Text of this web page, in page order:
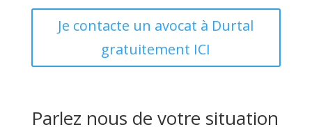
Je contacte un avocat à Durtal
gratuitement ICI
Parlez nous de votre situation